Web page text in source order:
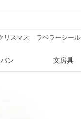
リスマス
ラベラーシール
ン 文房具